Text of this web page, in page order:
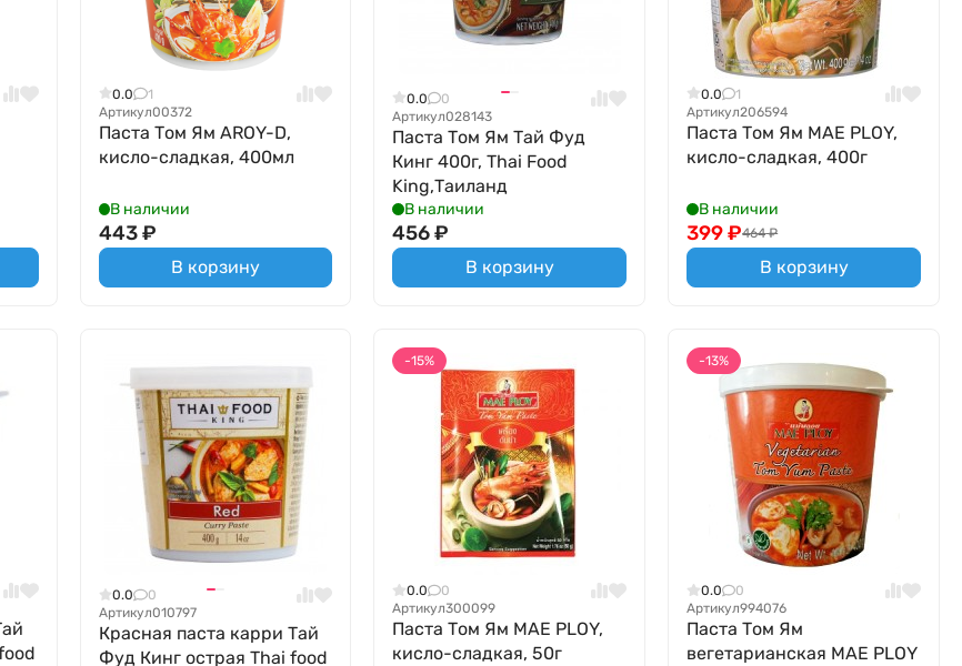
0.0
1
Артикул00372
Паста Том Ям AROY-D,
кисло-сладкая, 400мл
В наличии
443 ₽
В корзину
0.0
0
Артикул028143
Паста Том Ям Тай Фуд
Кинг 400г, Thai Food
King,Таиланд
В наличии
456₽
В корзину
0.0
1
Артикул206594
Паста Том Ям MAE PLOY,
кисло-сладкая, 400г
В наличии
464 ₽
399₽
В корзину
0.0
0
Артикул010797
Красная паста карри Тай
Фуд Кинг острая Thai food
-15%
0.0
0
Артикул300099
Паста Том Ям MAE PLOY,
кисло-сладкая, 50г
-13%
0.0
0
Артикул994076
Паста Том Ям
вегетарианская MAE PLOY